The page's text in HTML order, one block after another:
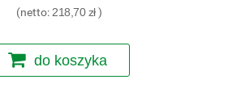
(netto: 218,70 zł)
do koszyka